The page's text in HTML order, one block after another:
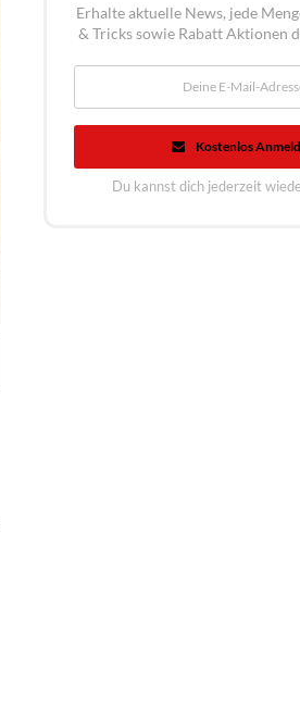
Erhalte aktuelle News, jede
& Tricks sowie Rabatt Aktionen
Kostenlos
Du kannst dich jederzeit